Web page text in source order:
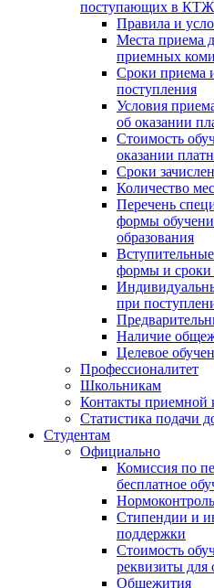
поступающих в
Правила и
Места приема
приемных
Сроки приема
поступления
Условия
об оказании
Стоимость
оказании
Сроки
Количество
Перечень
формы
образования
формы и сроки
при
Наличие
Целевое
Профессионалитет
Школьникам
Контакты приемной
Статистика подачи
Студентам
Официально
Комиссия по
бесплатное
Стипендии и
поддержки
Стоимость
реквизиты для
Общежития